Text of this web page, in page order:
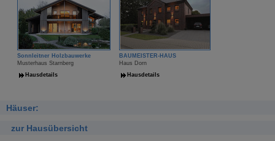
Sonnleitner Holzbauwerke
Musterhaus Starnberg
Hausdetails
BAUMEISTER-HAUS
Haus Dorn
Hausdetails
Häuser:
zur Hausübersicht